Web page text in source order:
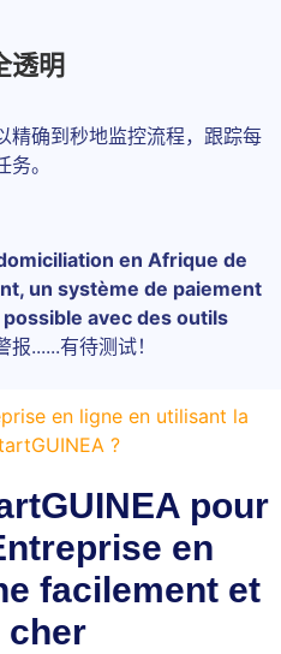
透明
精确到秒地监控流程，跟踪每
务。
en Afrique de
un système de paiement
avec des outils
报......有待测试！
en ligne en utilisant la
?
pour
en
facilement et
cher